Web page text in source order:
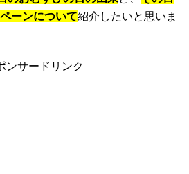
ーンについて紹介したいと思いま
ンサードリンク